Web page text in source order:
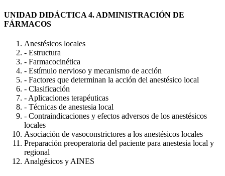
UNIDAD DIDÁCTICA 4. ADMINISTRACIÓN DE
FÁRMACOS
Anestésicos locales
- Estructura
- Farmacocinética
- Estímulo nervioso y mecanismo de acción
- Factores que determinan la acción del anestésico local
- Clasificación
- Aplicaciones terapéuticas
- Técnicas de anestesia local
- Contraindicaciones y efectos adversos de los anestésicos
locales
Asociación de vasoconstrictores a los anestésicos locales
Preparación preoperatoria del paciente para anestesia local y
regional
Analgésicos y AINES